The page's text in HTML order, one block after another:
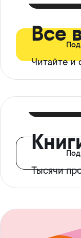
Все
Читайте и
Тысячи
с